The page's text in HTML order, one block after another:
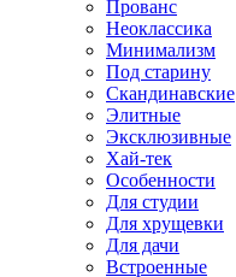
Прованс
Неоклассика
Минимализм
Под старину
Скандинавские
Элитные
Эксклюзивные
Хай-тек
Особенности
Для студии
Для хрущевки
Для дачи
Встроенные